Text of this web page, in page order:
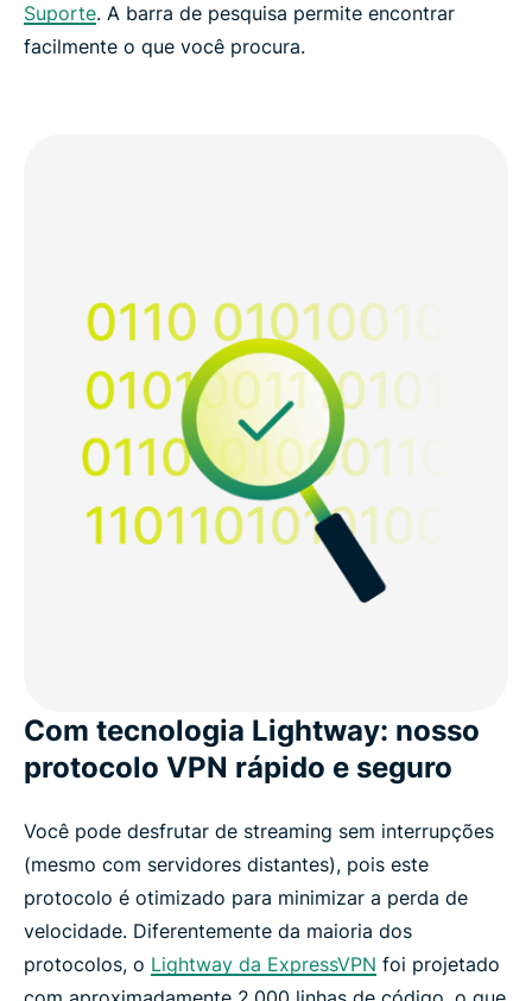
Suporte. A barra de pesquisa permite encontrar
facilmente o que você procura.
Com tecnologia Lightway: nosso
protocolo VPN rápido e seguro
Você pode desfrutar de streaming sem interrupções
(mesmo com servidores distantes), pois este
protocolo é otimizado para minimizar a perda de
velocidade. Diferentemente da maioria dos
protocolos, o Lightway da ExpressVPN foi projetado